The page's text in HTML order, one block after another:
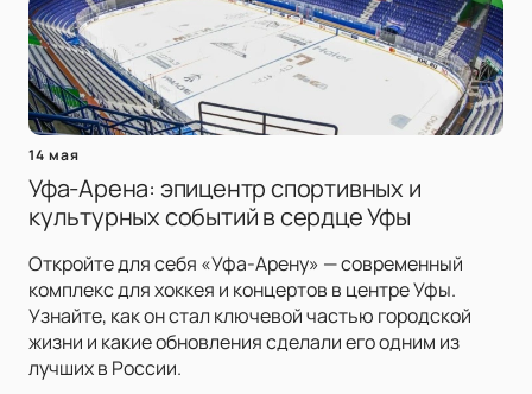
14 мая
Уфа-Арена: эпицентр спортивных и
культурных событий в сердце Уфы
Откройте для себя «Уфа-Арену» — современный
комплекс для хоккея и концертов в центре Уфы.
Узнайте, как он стал ключевой частью городской
жизни и какие обновления сделали его одним из
лучших в России.